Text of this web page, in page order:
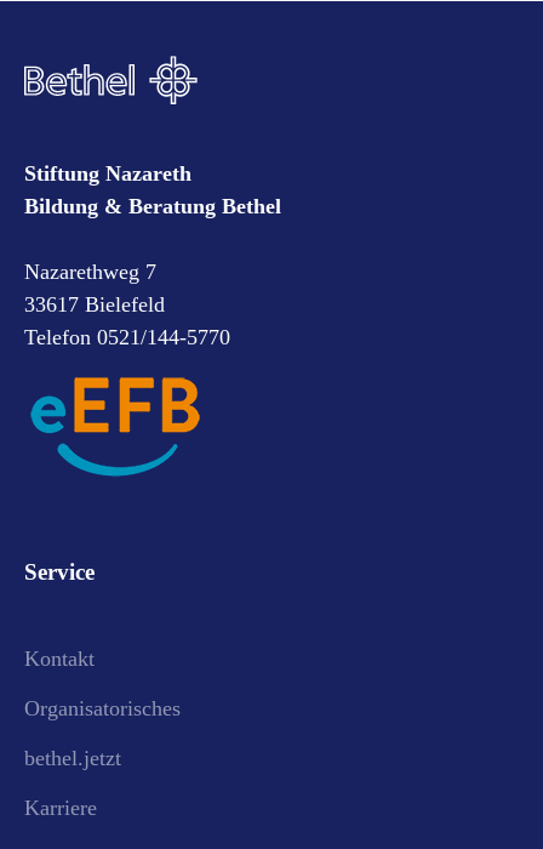
Stiftung Nazareth
Bildung & Beratung Bethel
Nazarethweg 7
33617 Bielefeld
Telefon 0521/144-5770
Service
Kontakt
Organisatorisches
bethel.jetzt
Karriere